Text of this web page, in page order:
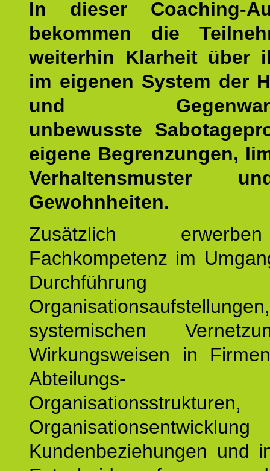
In dieser Coaching-
bekommen die
weiterhin Klarheit über
im eigenen System der
und
unbewusste
eigene Begrenzungen,
Verhaltensmuster
Gewohnheiten.
Zusätzlich
Fachkompetenz im
systemischen
Wirkungsweisen in
Abteilungs-
Kundenbeziehungen und